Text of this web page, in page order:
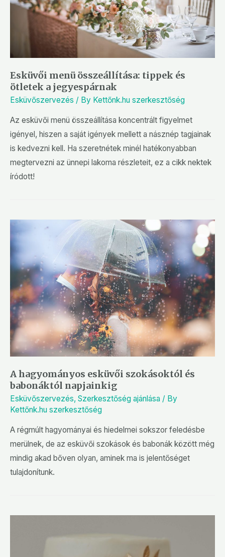
Esküvői menü összeállítása: tippek és
ötletek a jegyespárnak
Esküvőszervezés / By Kettőnk.hu szerkesztőség
Az esküvői menü összeállítása koncentrált figyelmet
igényel, hiszen a saját igények mellett a násznép tagjainak
is kedvezni kell. Ha szeretnétek minél hatékonyabban
megtervezni az ünnepi lakoma részleteit, ez a cikk nektek
íródott!
A hagyományos esküvői szokásoktól és
babonáktól napjainkig
Esküvőszervezés, Szerkesztőség ajánlása / By
Kettőnk.hu szerkesztőség
A régmúlt hagyományai és hiedelmei sokszor feledésbe
merülnek, de az esküvői szokások és babonák között még
mindig akad bőven olyan, aminek ma is jelentőséget
tulajdonítunk.